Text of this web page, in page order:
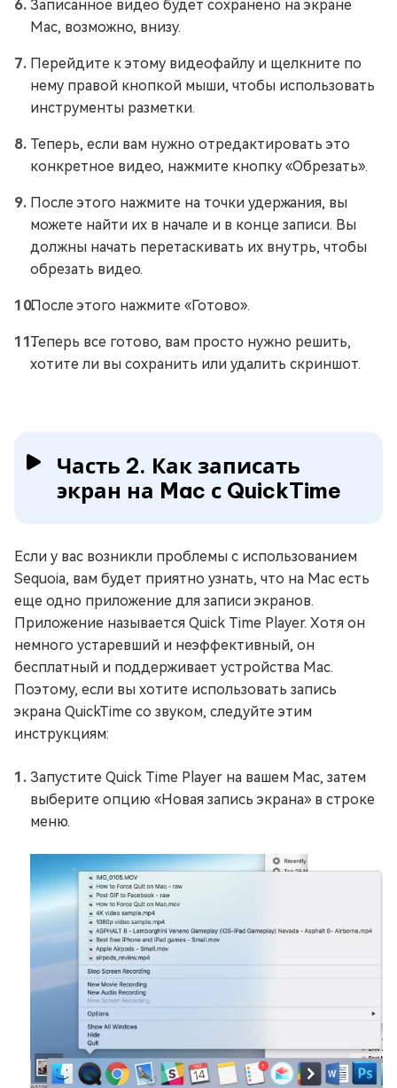
Записанное видео будет сохранено на экране
Mac, возможно, внизу.
Перейдите к этому видеофайлу и щелкните по
нему правой кнопкой мыши, чтобы использовать
инструменты разметки.
Теперь, если вам нужно отредактировать это
конкретное видео, нажмите кнопку «Обрезать».
После этого нажмите на точки удержания, вы
можете найти их в начале и в конце записи. Вы
должны начать перетаскивать их внутрь, чтобы
обрезать видео.
После этого нажмите «Готово».
Теперь все готово, вам просто нужно решить,
хотите ли вы сохранить или удалить скриншот.
Часть 2. Как записать
экран на Mac с QuickTime
Если у вас возникли проблемы с использованием
Sequoia, вам будет приятно узнать, что на Mac есть
еще одно приложение для записи экранов.
Приложение называется Quick Time Player. Хотя он
немного устаревший и неэффективный, он
бесплатный и поддерживает устройства Mac.
Поэтому, если вы хотите использовать запись
экрана QuickTime со звуком, следуйте этим
инструкциям:
Запустите Quick Time Player на вашем Mac, затем
выберите опцию «Новая запись экрана» в строке
меню.